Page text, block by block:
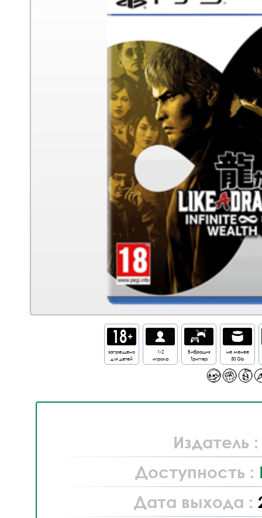
запрещено
для детей
1-2
игрока
Вибрация
Триггер
не менее
50 Gb
Издатель
Доступность :
Дата выхода :